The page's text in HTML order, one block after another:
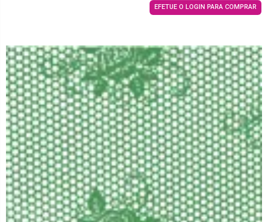
EFETUE O LOGIN PARA COMPRAR